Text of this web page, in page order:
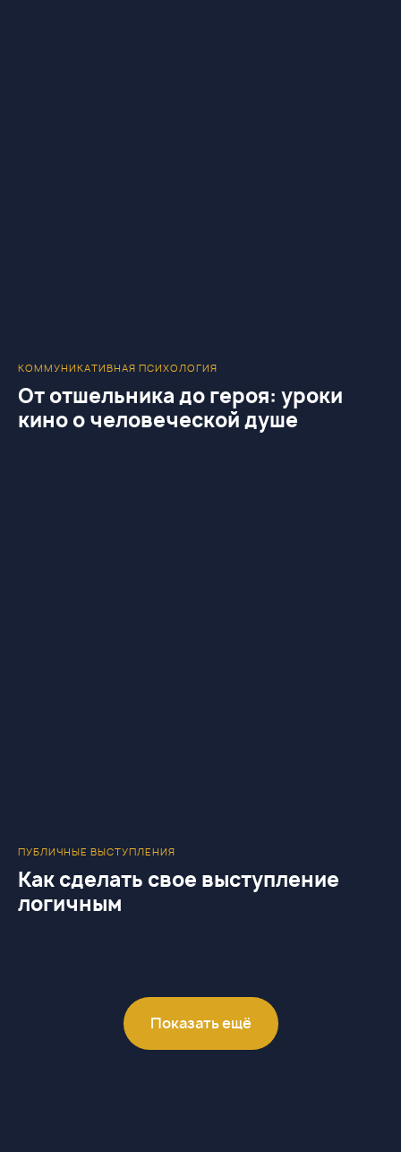
КОММУНИКАТИВНАЯ ПСИХОЛОГИЯ
От отшельника до героя: уроки
кино о человеческой душе
ПУБЛИЧНЫЕ ВЫСТУПЛЕНИЯ
Как сделать свое выступление
логичным
Показать ещё